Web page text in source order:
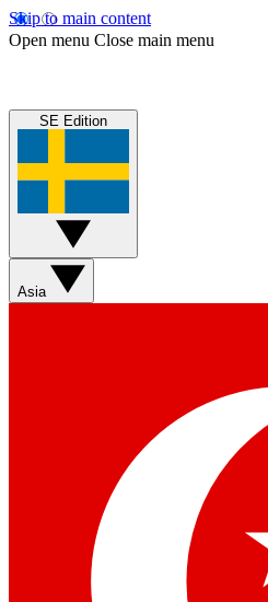
Skip to main content
Open menu Close main menu
SE Edition
Asia